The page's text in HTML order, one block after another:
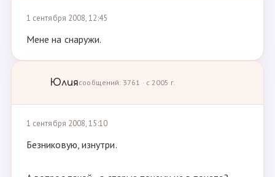
1 сентября 2008, 12:45
Мене на снаружи.
Юлиясообщений: 3761 · с 2005 г.
1 сентября 2008, 15:10
Безниковую, изнутри.